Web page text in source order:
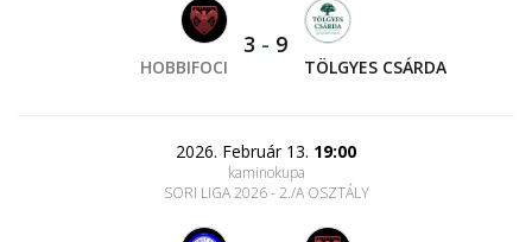
HOBBIFOCI
3 - 9
TÖLGYES CSÁRDA
2026. Február 13. 19:00
kaminokupa
SORI LIGA 2026 - 2./A OSZTÁLY